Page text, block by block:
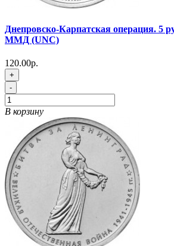
Днепровско-Карпатская операция. 5
ММД (UNC)
120.00р.
+
-
В корзину